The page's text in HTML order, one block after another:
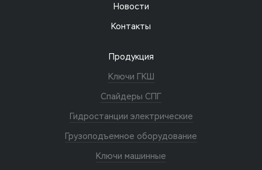
Новости
Контакты
Продукция
Ключи ГКШ
Спайдеры СПГ
Гидростанции электрические
Грузоподъемное оборудование
Ключи машинные